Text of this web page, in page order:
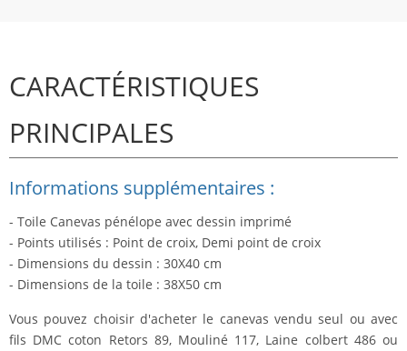
CARACTÉRISTIQUES
PRINCIPALES
Informations supplémentaires :
- Toile Canevas pénélope avec dessin imprimé
- Points utilisés : Point de croix, Demi point de croix
- Dimensions du dessin : 30X40 cm
- Dimensions de la toile : 38X50 cm
Vous pouvez choisir d'acheter le canevas vendu seul ou avec
fils DMC coton Retors 89, Mouliné 117, Laine colbert 486 ou